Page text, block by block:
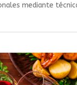
mediante